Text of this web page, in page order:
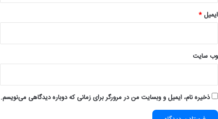
ایمیل*
وب‌ سایت
ذخیره نام، ایمیل و وبسایت من در مرورگر برای زمانی که دوباره دیدگاهی می‌نویسم.